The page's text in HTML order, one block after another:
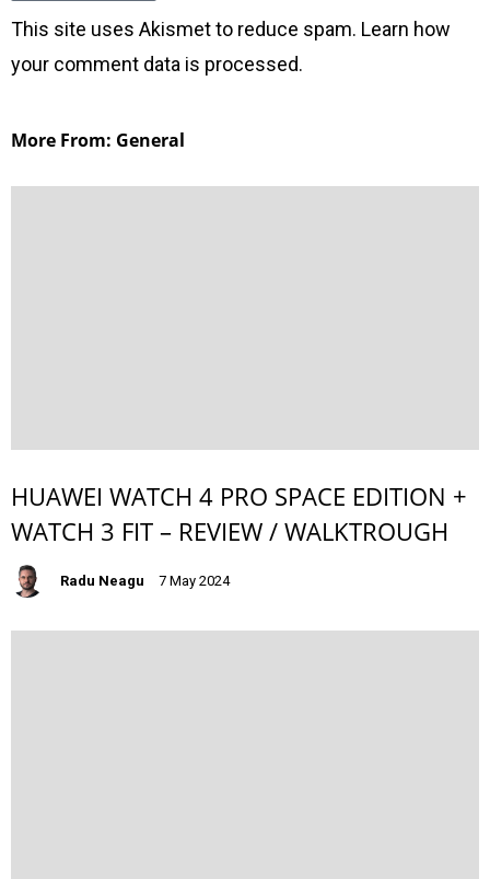
This site uses Akismet to reduce spam. Learn how
your comment data is processed.
More From: General
HUAWEI WATCH 4 PRO SPACE EDITION +
WATCH 3 FIT – REVIEW / WALKTROUGH
Radu Neagu 7 May 2024